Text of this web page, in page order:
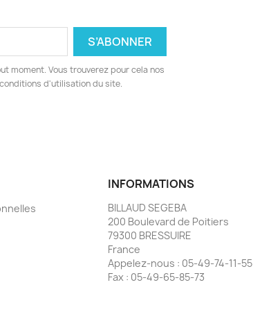
moment. Vous trouverez pour cela nos
d'utilisation du site.
INFORMATIONS
BILLAUD SEGEBA
200 Boulevard de Poitiers
79300 BRESSUIRE
France
Appelez-nous : 05-49-74-11-55
Fax : 05-49-65-85-73